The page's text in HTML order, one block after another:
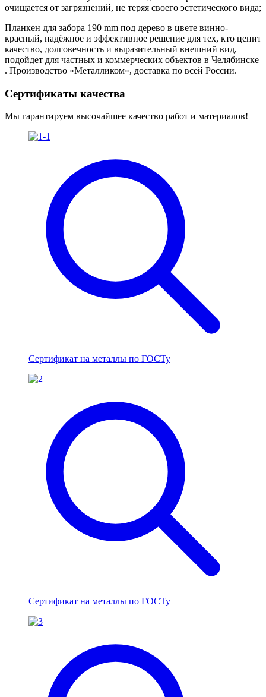
очищается от загрязнений, не теряя своего эстетического вида;
Планкен для забора 190 mm под дерево в цвете винно-
красный, надёжное и эффективное решение для тех, кто ценит
качество, долговечность и выразительный внешний вид,
подойдет для частных и коммерческих объектов в Челябинске
. Производство «Металликом», доставка по всей России.
Сертификаты качества
Мы гарантируем высочайшее качество работ и материалов!
Сертификат на металлы по ГОСТу
Сертификат на металлы по ГОСТу